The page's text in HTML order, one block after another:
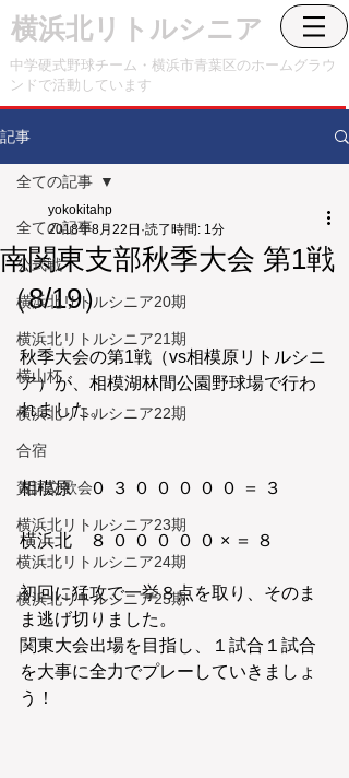
横浜北リトルシニア
中学硬式野球チーム・横浜市青葉区のホームグラウ
ンドで活動しています
記事
全ての記事
公式戦
横浜北リトルシニア20期
横浜北リトルシニア21期
横山杯
横浜北リトルシニア22期
合宿
賀詞交歓会
横浜北リトルシニア23期
横浜北リトルシニア24期
横浜北リトルシニア25期
全ての記事
南関東支部秋季大会 第1戦
（8/19）
yokokitahp
2018年8月22日 読了時間: 1分
秋季大会の第1戦（vs相模原リトルシニ
ア）が、相模湖林間公園野球場で行わ
れました。
相模原　０ ３ ０ ０ ０ ０ ０ ＝ ３
横浜北　８ ０ ０ ０ ０ ０ × ＝ ８
初回に猛攻で一挙８点を取り、そのま
ま逃げ切りました。
関東大会出場を目指し、１試合１試合
を大事に全力でプレーしていきましょ
う！